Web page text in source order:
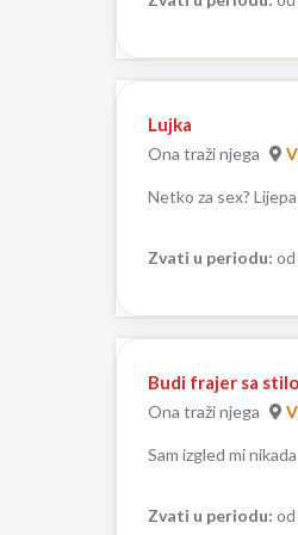
Lujka
Ona traži njega
Netko za sex?
Zvati u periodu:
Budi frajer sa
Ona traži njega
Sam izgled mi
Zvati u periodu: